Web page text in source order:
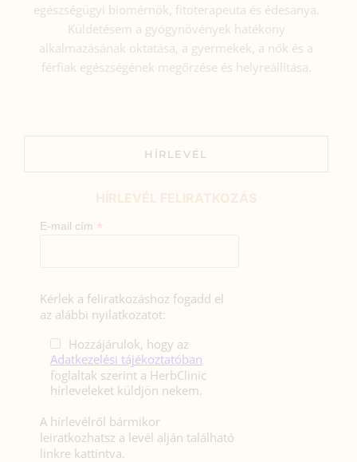
egészségügyi biomérnök, fitoterapeuta és édesanya.
Küldetésem a gyógynövények hatékony
alkalmazásának oktatása, a gyermekek, a nők és a
férfiak egészségének megőrzése és helyreállítása.
HÍRLEVÉL
E-mail cím *
Kérlek a feliratkozáshoz fogadd el
az alábbi nyilatkozatot:
Hozzájárulok, hogy az
Adatkezelési tájékoztatóban
foglaltak szerint a HerbClinic
hírleveleket küldjön nekem.
A hírlevélről bármikor
leiratkozhatsz a levél alján található
linkre kattintva.